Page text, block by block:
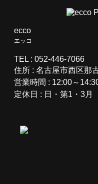
ecco
エッコ
TEL : 052-446-7066
住所 :名古屋市西区那
営業時間 : 12:00～
定休日 : 日・第1・3月